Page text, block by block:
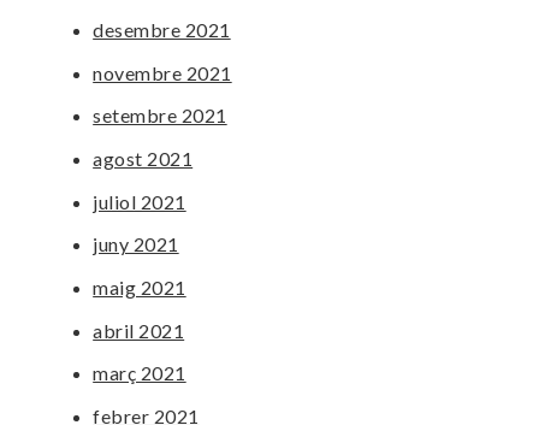
desembre 2021
novembre 2021
setembre 2021
agost 2021
juliol 2021
juny 2021
maig 2021
abril 2021
març 2021
febrer 2021